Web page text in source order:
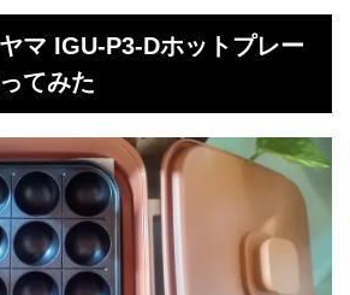
マ IGU-P3-Dホットプレー
てみた